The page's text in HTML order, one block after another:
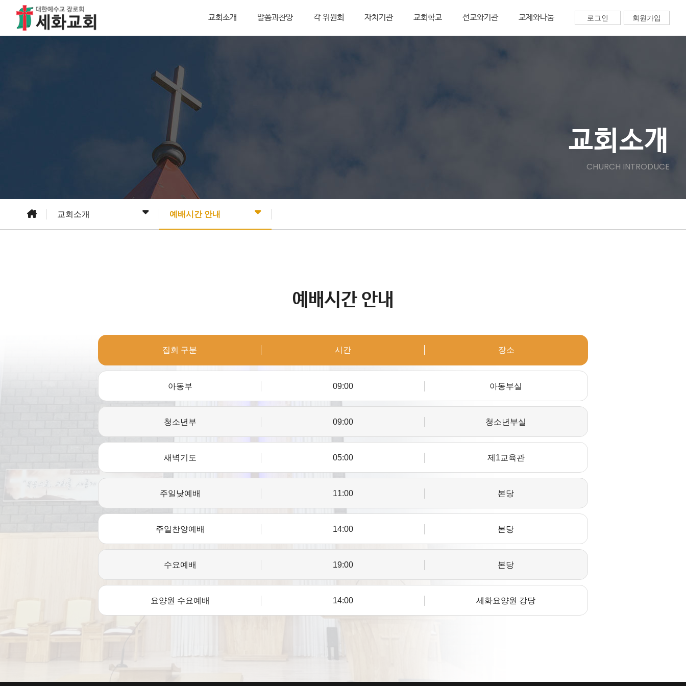
로그인 회원가입
교회소개 말씀과찬양 각 위원회 자치기관 교회학교 선교와기관 교제와나눔
교회소개
CHURCH INTRODUCE
교회소개 예배시간 안내
예배시간 안내
집회 구분 시간 장소
아동부 09:00 아동부실
청소년부 09:00 청소년부실
새벽기도 05:00 제1교육관
주일낮예배 11:00 본당
주일찬양예배 14:00 본당
수요예배 19:00 본당
요양원 수요예배 14:00 세화요양원 강당